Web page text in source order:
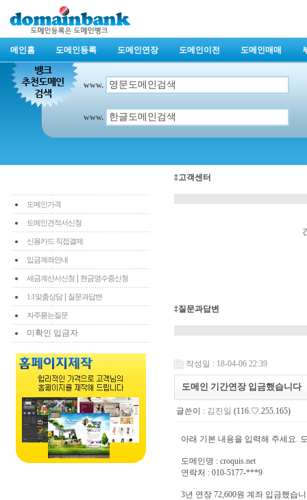
메인홈 도메인등록 도메인연장 도메인이전 도메인매매
www.
www.
도메인가격
도메인견적서신청
신용카드 직접결제
입금계좌안내
세금계산서신청 현금영수증신청
1:1맞춤상담| 질문과답변
자주묻는질문
미확인 입금자
‡고객센터
‡질문과답변
작성일 : 18-04-06 22:39
도메인 기간연장 입금했습니다
글쓴이 : 김진일 (116.♡.255.165)
아래 기본 내용을 입력해 주세요.
도메인명 : croquis.net
연락처 : 010-5177-***9
3년 연장 72,600원 계좌 입금했습